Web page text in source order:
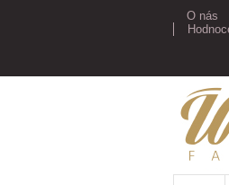
O nás
Werso